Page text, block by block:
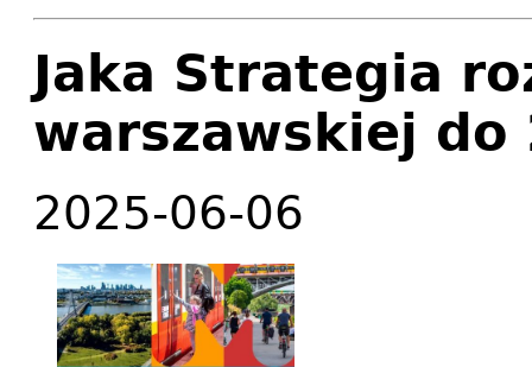
Jaka Strategia
warszawskiej do
2025-06-06